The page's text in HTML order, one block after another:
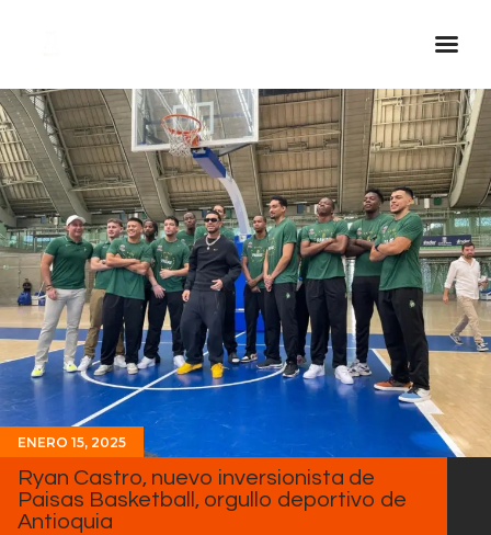
Inicio Real FM
Streaming
En Vivo
Descarga La APP
Programas
Noticias
Equipo
Sobre Nosotros
Contactos
ENERO 15, 2025
Ryan Castro, nuevo inversionista de
Paisas Basketball, orgullo deportivo de
Antioquia